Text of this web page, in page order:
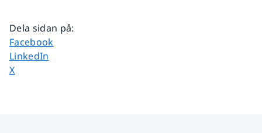
Dela sidan på:
Dela sidan på
Facebook
Dela sidan på
LinkedIn
Dela sidan på
X